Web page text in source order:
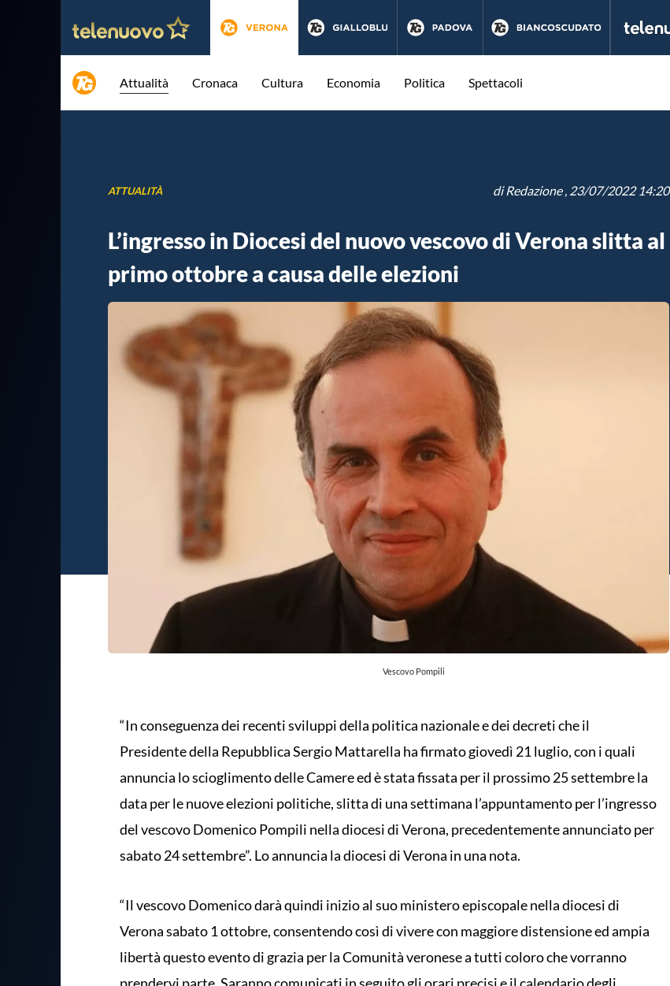
Attualità Cronaca Cultura Economia Politica Spettacoli
ATTUALITÀ diRedazione, 23/07/2022 14:20
L’ingresso in Diocesi del nuovo vescovo di Verona slitta al
primo ottobre a causa delle elezioni
Vescovo Pompili
“In conseguenza dei recenti sviluppi della politica nazionale e dei decreti che il
Presidente della Repubblica Sergio Mattarella ha firmato giovedì 21 luglio, con i quali
annuncia lo scioglimento delle Camere ed è stata fissata per il prossimo 25 settembre la
data per le nuove elezioni politiche, slitta di una settimana l’appuntamento per l’ingresso
del vescovo Domenico Pompili nella diocesi di Verona, precedentemente annunciato per
sabato 24 settembre”. Lo annuncia la diocesi di Verona in una nota.
“Il vescovo Domenico darà quindi inizio al suo ministero episcopale nella diocesi di
Verona sabato 1 ottobre, consentendo così di vivere con maggiore distensione ed ampia
libertà questo evento di grazia per la Comunità veronese a tutti coloro che vorranno